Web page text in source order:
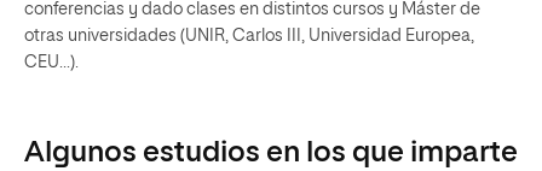
conferencias y dado clases en distintos cursos y Máster de
otras universidades (UNIR, Carlos III, Universidad Europea,
CEU...).
Algunos estudios en los que imparte